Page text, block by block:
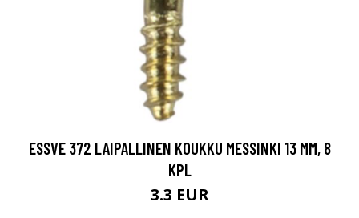
ESSVE 372 LAIPALLINEN KOUKKU MESSINKI 13 MM, 8
KPL
3.3 EUR